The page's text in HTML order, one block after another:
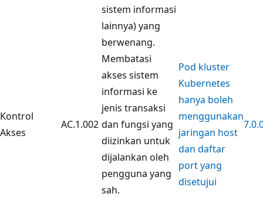
sistem informasi
lainnya) yang
berwenang.
Kontrol
Akses
AC.1.002
Membatasi
akses sistem
informasi ke
jenis transaksi
dan fungsi yang
diizinkan untuk
dijalankan oleh
pengguna yang
sah.
Pod kluster
Kubernetes
hanya boleh
menggunakan
jaringan host
dan daftar
port yang
disetujui